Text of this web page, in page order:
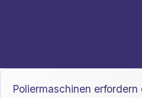
Poliermaschinen